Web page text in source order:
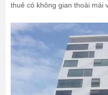
thuê có không gian thoải mái